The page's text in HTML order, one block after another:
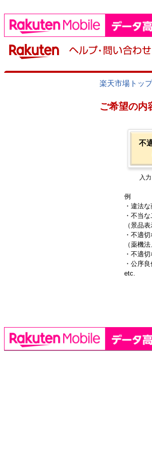
楽天市場トップ
ご希望の内
不
入
例
・違法
・不当
（景品
・不適
（薬機
・不適
・公序
etc.